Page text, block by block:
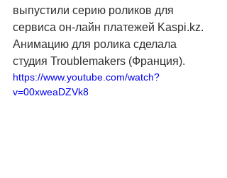
выпустили серию роликов для
сервиса он-лайн платежей Kaspi.kz.
Анимацию для ролика сделала
студия Troublemakers (Франция).
https://www.youtube.com/watch?
v=00xweaDZVk8